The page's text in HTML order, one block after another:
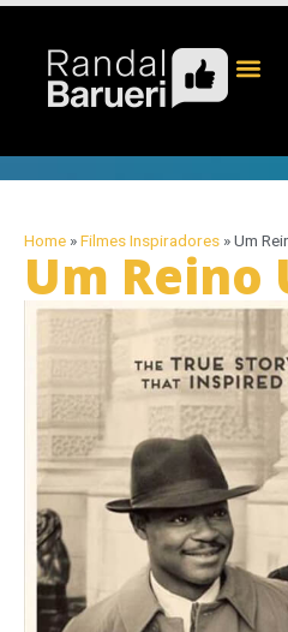
Home »Filmes Inspiradores »Um
Um Reino